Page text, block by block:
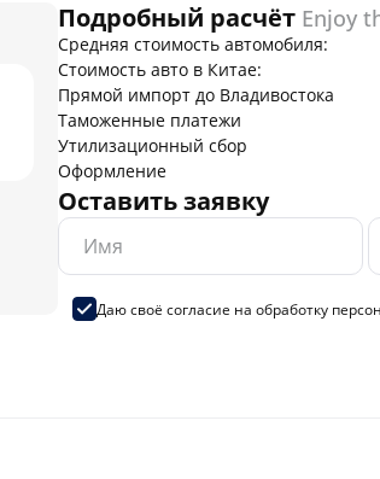
Подробный расчёт Enjoy
Средняя стоимость автомобиля:
Стоимость авто в Китае:
Прямой импорт до Владивостока
Таможенные платежи
Утилизационный сбор
Оформление
Оставить заявку
Даю своё согласие на обработку